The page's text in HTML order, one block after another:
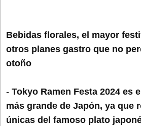
Bebidas florales, el mayor
otros planes gastro que no
otoño
- Tokyo Ramen Festa 2024 es
más grande de Japón, ya que
únicas del famoso plato